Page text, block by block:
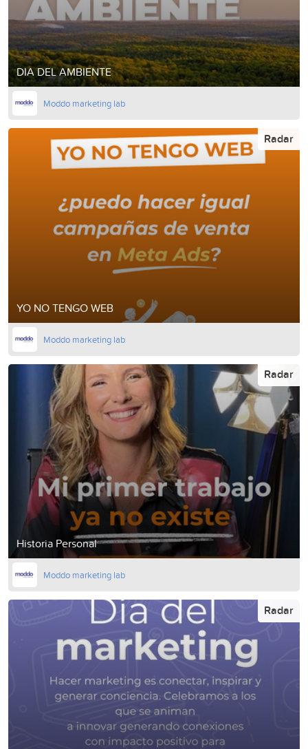
DIA DEL AMBIENTE
Moddo marketing lab
YO NO TENGO WEB
Radar
Moddo marketing lab
Historia Personal
Radar
Moddo marketing lab
Radar